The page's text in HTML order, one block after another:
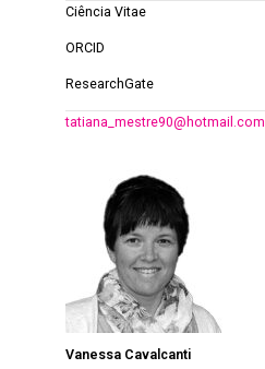
Ciência Vitae
ORCID
ResearchGate
tatiana_mestre90@hotmail.com
Vanessa Cavalcanti